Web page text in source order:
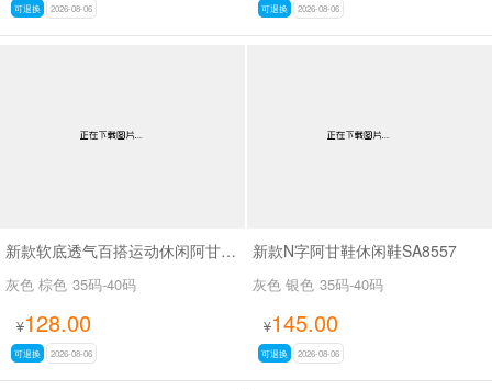
可退换 2026-08-06 可退换 2026-08-06
新款软底透气百搭运动休闲阿甘鞋SA2697
灰色 棕色 35码-40码
¥128.00
可退换 2026-08-06
新款N字阿甘鞋休闲鞋SA8557
灰色 银色 35码-40码
¥145.00
可退换 2026-08-06